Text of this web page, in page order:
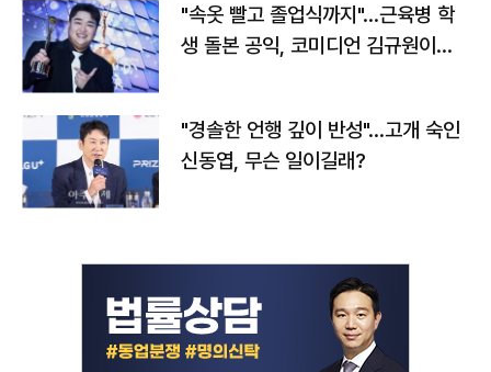
"속옷 빨고 졸업식까지"…근육병 학
생 돌본 공익, 코미디언 김규원이었
"경솔한 언행 깊이 반성"…고개 숙인
신동엽, 무슨 일이길래?